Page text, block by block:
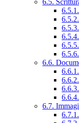
6.5.
6.6.
6.7.